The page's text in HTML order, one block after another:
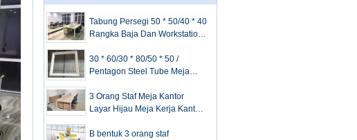
Tabung Persegi 50 * 50/40 * 40
Rangka Baja Dan Workstation
Kuat
30 * 60/30 * 80/50 * 50 /
Pentagon Steel Tube Meja
ruang Workstation
3 Orang Staf Meja Kantor
Layar Hijau Meja Kerja Kantor
Baja
B bentuk 3 orang staf